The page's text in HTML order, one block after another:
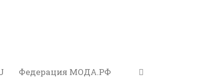
Федерация МОДА.РФ